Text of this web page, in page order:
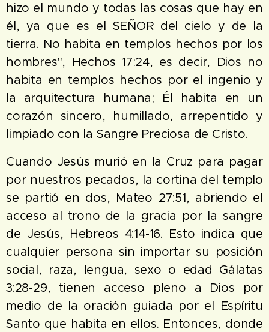
hizo el mundo y todas las cosas que hay en
él, ya que es el SEÑOR del cielo y de la
tierra. No habita en templos hechos por los
hombres", Hechos 17:24, es decir, Dios no
habita en templos hechos por el ingenio y
la arquitectura humana; Él habita en un
corazón sincero, humillado, arrepentido y
limpiado con la Sangre Preciosa de Cristo.
Cuando Jesús murió en la Cruz para pagar
por nuestros pecados, la cortina del templo
se partió en dos, Mateo 27:51, abriendo el
acceso al trono de la gracia por la sangre
de Jesús, Hebreos 4:14-16. Esto indica que
cualquier persona sin importar su posición
social, raza, lengua, sexo o edad Gálatas
3:28-29, tienen acceso pleno a Dios por
medio de la oración guiada por el Espíritu
Santo que habita en ellos. Entonces, donde